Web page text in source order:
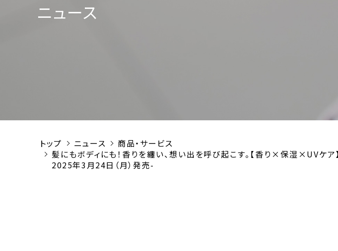
ニュース
トップ ニュース
商品・サービス
髪にもボディにも！香りを纏い、想い出を呼び起こす。【香り×保湿×UVケア
2025年3月24日（月）発売-